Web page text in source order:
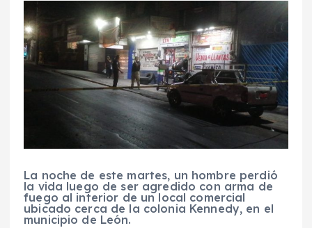
La noche de este martes, un hombre perdió
la vida luego de ser agredido con arma de
fuego al interior de un local comercial
ubicado cerca de la colonia Kennedy, en el
municipio de León.